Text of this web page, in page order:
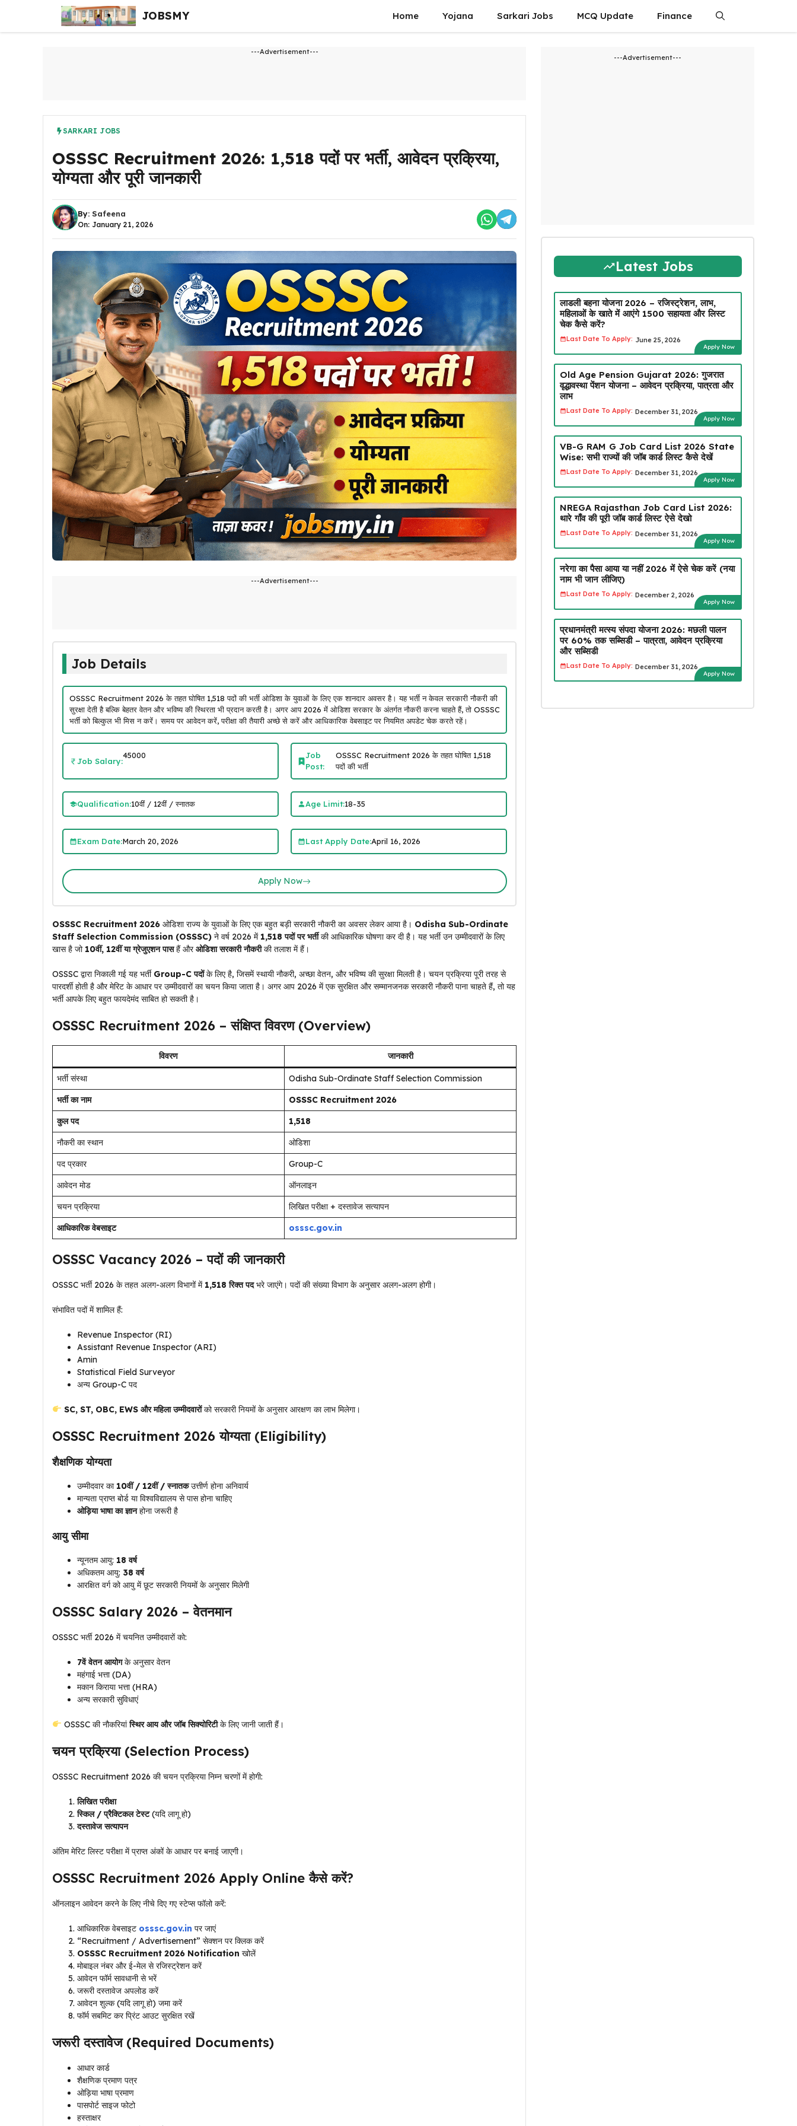
content
JOBSMY Home Yojana Sarkari Jobs MCQ Update Finance
---Advertisement---
SARKARI JOBS
OSSSC Recruitment 2026: 1,518 पदों पर भर्ती, आवेदन प्रक्रिया,
योग्यता और पूरी जानकारी
By: Safeena
On: January 21, 2026
---Advertisement---
Job Details
OSSSC Recruitment 2026 के तहत घोषित 1,518 पदों की भर्ती ओडिशा के युवाओं के लिए एक शानदार अवसर है। यह भर्ती न केवल सरकारी नौकरी की
सुरक्षा देती है बल्कि बेहतर वेतन और भविष्य की स्थिरता भी प्रदान करती है। अगर आप 2026 में ओडिशा सरकार के अंतर्गत नौकरी करना चाहते हैं, तो OSSSC
भर्ती को बिल्कुल भी मिस न करें। समय पर आवेदन करें, परीक्षा की तैयारी अच्छे से करें और आधिकारिक वेबसाइट पर नियमित अपडेट चेक करते रहें।
Job Salary:
45000
Job
Post:
OSSSC Recruitment 2026 के तहत घोषित 1,518
पदों की भर्ती
Qualification:10वीं / 12वीं / स्नातक Age Limit:18-35
Exam Date:March 20, 2026 Last Apply Date:April 16, 2026
Apply Now
OSSSC Recruitment 2026 ओडिशा राज्य के युवाओं के लिए एक बहुत बड़ी सरकारी नौकरी का अवसर लेकर आया है। Odisha Sub-Ordinate
Staff Selection Commission (OSSSC) ने वर्ष 2026 में 1,518 पदों पर भर्तीकी आधिकारिक घोषणा कर दी है। यह भर्ती उन उम्मीदवारों के लिए
खास है जो 10वीं, 12वीं या ग्रेजुएशन पासहैं औरओडिशा सरकारी नौकरीकी तलाश में हैं।
OSSSC द्वारा निकाली गई यह भर्ती Group-C पदोंके लिए है, जिसमें स्थायी नौकरी, अच्छा वेतन, और भविष्य की सुरक्षा मिलती है। चयन प्रक्रिया पूरी तरह से
पारदर्शी होती है और मेरिट के आधार पर उम्मीदवारों का चयन किया जाता है। अगर आप 2026 में एक सुरक्षित और सम्मानजनक सरकारी नौकरी पाना चाहते हैं, तो यह
भर्ती आपके लिए बहुत फायदेमंद साबित हो सकती है।
OSSSC Recruitment 2026 – संक्षिप्त विवरण (Overview)
विवरण जानकारी
भर्ती संस्था
Odisha Sub-Ordinate Staff Selection Commission
भर्ती का नाम
OSSSC Recruitment 2026
कुल पद
1,518
नौकरी का स्थान
ओडिशा
पद प्रकार
Group-C
आवेदन मोड
ऑनलाइन
चयन प्रक्रिया
लिखित परीक्षा + दस्तावेज सत्यापन
आधिकारिक वेबसाइट
osssc.gov.in
OSSSC Vacancy 2026 – पदों की जानकारी
OSSSC भर्ती 2026 के तहत अलग-अलग विभागों में 1,518 रिक्त पदभरे जाएंगे। पदों की संख्या विभाग के अनुसार अलग-अलग होगी।
संभावित पदों में शामिल हैं:
Revenue Inspector (RI)
Assistant Revenue Inspector (ARI)
Amin
Statistical Field Surveyor
अन्य Group-C पद
SC, ST, OBC, EWS और महिला उम्मीदवारोंको सरकारी नियमों के अनुसार आरक्षण का लाभ मिलेगा।
OSSSC Recruitment 2026 योग्यता (Eligibility)
शैक्षणिक योग्यता
उम्मीदवार का 10वीं / 12वीं / स्नातकउत्तीर्ण होना अनिवार्य
मान्यता प्राप्त बोर्ड या विश्वविद्यालय से पास होना चाहिए
ओड़िया भाषा का ज्ञानहोना जरूरी है
आयु सीमा
न्यूनतम आयु: 18 वर्ष
अधिकतम आयु: 38 वर्ष
आरक्षित वर्ग को आयु में छूट सरकारी नियमों के अनुसार मिलेगी
OSSSC Salary 2026 – वेतनमान
OSSSC भर्ती 2026 में चयनित उम्मीदवारों को:
7वें वेतन आयोगके अनुसार वेतन
महंगाई भत्ता (DA)
मकान किराया भत्ता (HRA)
अन्य सरकारी सुविधाएं
OSSSC की नौकरियांस्थिर आय और जॉब सिक्योरिटीके लिए जानी जाती हैं।
चयन प्रक्रिया (Selection Process)
OSSSC Recruitment 2026 की चयन प्रक्रिया निम्न चरणों में होगी:
लिखित परीक्षा
स्किल / प्रैक्टिकल टेस्ट(यदि लागू हो)
दस्तावेज सत्यापन
अंतिम मेरिट लिस्ट परीक्षा में प्राप्त अंकों के आधार पर बनाई जाएगी।
OSSSC Recruitment 2026 Apply Online कैसे करें?
ऑनलाइन आवेदन करने के लिए नीचे दिए गए स्टेप्स फॉलो करें:
आधिकारिक वेबसाइट osssc.gov.in पर जाएं
“Recruitment / Advertisement” सेक्शन पर क्लिक करें
OSSSC Recruitment 2026 Notification खोलें
मोबाइल नंबर और ई-मेल से रजिस्ट्रेशन करें
आवेदन फॉर्म सावधानी से भरें
जरूरी दस्तावेज अपलोड करें
आवेदन शुल्क (यदि लागू हो) जमा करें
फॉर्म सबमिट कर प्रिंट आउट सुरक्षित रखें
जरूरी दस्तावेज (Required Documents)
आधार कार्ड
शैक्षणिक प्रमाण पत्र
ओड़िया भाषा प्रमाण
पासपोर्ट साइज फोटो
हस्ताक्षर
---Advertisement---
Latest Jobs
लाडली बहना योजना 2026 – रजिस्ट्रेशन, लाभ,
महिलाओं के खाते में आएंगे ₹1500 सहायता और लिस्ट
चेक कैसे करें?
Last Date To Apply: June 25, 2026
Apply Now
Old Age Pension Gujarat 2026: गुजरात
वृद्धावस्था पेंशन योजना – आवेदन प्रक्रिया, पात्रता और
लाभ
Last Date To Apply: December 31, 2026
Apply Now
VB-G RAM G Job Card List 2026 State
Wise: सभी राज्यों की जॉब कार्ड लिस्ट कैसे देखें
Last Date To Apply: December 31, 2026
Apply Now
NREGA Rajasthan Job Card List 2026:
थारे गाँव की पूरी जॉब कार्ड लिस्ट ऐसे देखो
Last Date To Apply: December 31, 2026
Apply Now
नरेगा का पैसा आया या नहीं 2026 में ऐसे चेक करें (नया
नाम भी जान लीजिए)
Last Date To Apply: December 2, 2026
Apply Now
प्रधानमंत्री मत्स्य संपदा योजना 2026: मछली पालन
पर 60% तक सब्सिडी – पात्रता, आवेदन प्रक्रिया
और सब्सिडी
Last Date To Apply: December 31, 2026
Apply Now